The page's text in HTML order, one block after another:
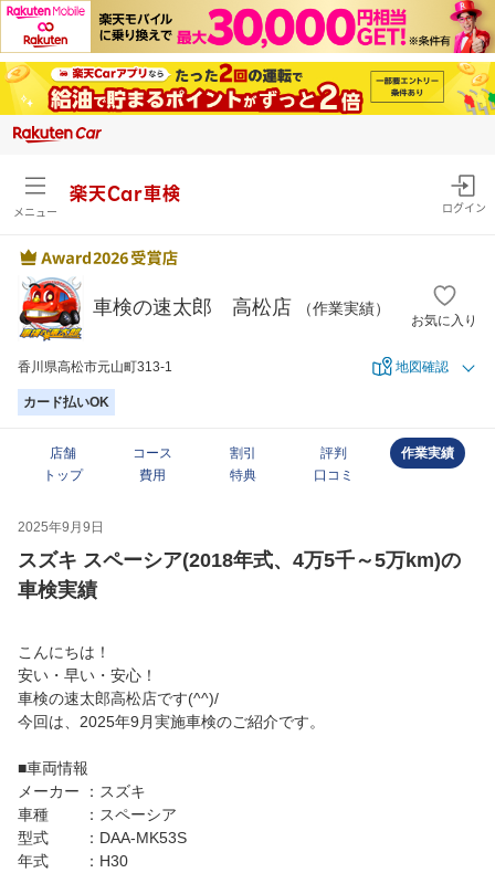
メニュー
楽天Car車検
ログイン
車検の速太郎 高松店 （作業実績）
お気に入り
香川県高松市元山町313-1 地図確認
カード払いOK
店舗
トップ
コース
費用
割引
特典
評判
口コミ
作業実績
2025年9月9日
スズキ スペーシア(2018年式、4万5千～5万km)の
車検実績
こんにちは！
安い・早い・安心！
車検の速太郎高松店です(^^)/
今回は、2025年9月実施車検のご紹介です。
■車両情報
メーカー ：スズキ
車種 ：スペーシア
型式 ：DAA-MK53S
年式 ：H30